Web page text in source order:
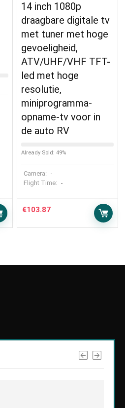
14 inch 1080p
draagbare digitale tv
met tuner met hoge
gevoeligheid,
ATV/UHF/VHF TFT-
led met hoge
resolutie,
miniprogramma-
opname-tv voor in
de auto RV
Already Sold: 49%
Camera: -
Flight Time: -
€103.87